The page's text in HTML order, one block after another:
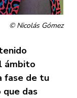
© Nicolás Gómez
ámbito
fase de tu
que das